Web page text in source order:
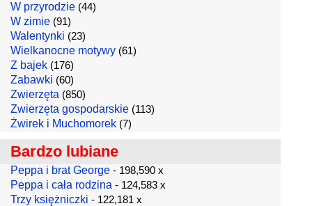
W przyrodzie (44)
W zimie (91)
Walentynki (23)
Wielkanocne motywy (61)
Z bajek (176)
Zabawki (60)
Zwierzęta (850)
Zwierzęta gospodarskie (113)
Żwirek i Muchomorek (7)
Bardzo lubiane
Peppa i brat George - 198,590 x
Peppa i cała rodzina - 124,583 x
Trzy księżniczki - 122,181 x